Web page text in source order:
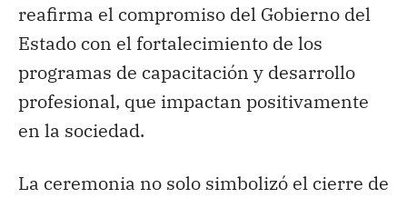
reafirma el compromiso del Gobierno del
Estado con el fortalecimiento de los
programas de capacitación y desarrollo
profesional, que impactan positivamente
en la sociedad.
La ceremonia no solo simbolizó el cierre de